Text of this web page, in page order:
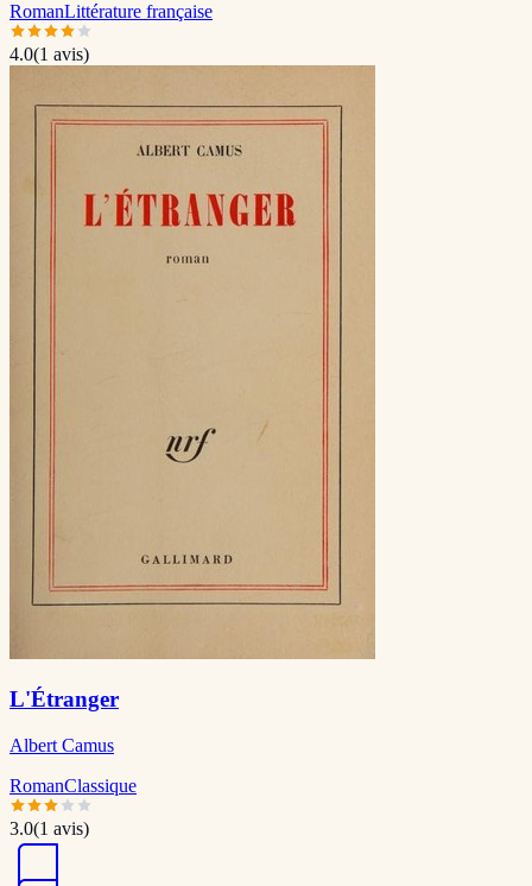
RomanLittérature française
4.0(1 avis)
L'Étranger
Albert Camus
RomanClassique
3.0(1 avis)